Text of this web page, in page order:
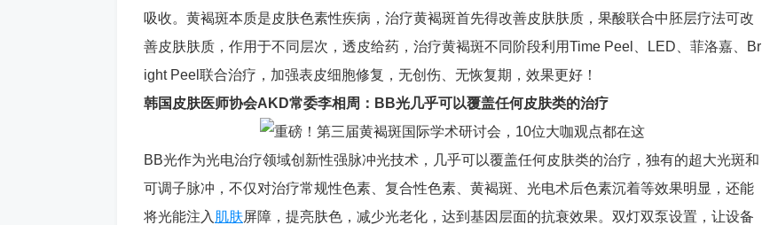
吸收。黄褐斑本质是皮肤色素性疾病，治疗黄褐斑首先得改善皮肤肤质，果酸联合中胚层疗法可改
善皮肤肤质，作用于不同层次，透皮给药，治疗黄褐斑不同阶段利用Time Peel、LED、菲洛嘉、Br
ight Peel联合治疗，加强表皮细胞修复，无创伤、无恢复期，效果更好！
韩国皮肤医师协会AKD常委李相周：BB光几乎可以覆盖任何皮肤类的治疗
BB光作为光电治疗领域创新性强脉冲光技术，几乎可以覆盖任何皮肤类的治疗，独有的超大光斑和
可调子脉冲，不仅对治疗常规性色素、复合性色素、黄褐斑、光电术后色素沉着等效果明显，还能
将光能注入 肌肤屏障，提亮肤色，减少光老化，达到基因层面的抗衰效果。双灯双泵设置，让设备